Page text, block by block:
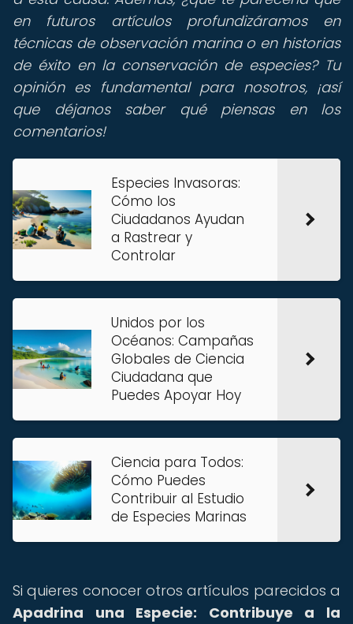
en futuros artículos profundizáramos en
técnicas de observación marina o en historias
de éxito en la conservación de especies? Tu
opinión es fundamental para nosotros, ¡así
que déjanos saber qué piensas en los
comentarios!
Especies Invasoras:
Cómo los
Ciudadanos Ayudan
a Rastrear y
Controlar
Unidos por los
Océanos: Campañas
Globales de Ciencia
Ciudadana que
Puedes Apoyar Hoy
Ciencia para Todos:
Cómo Puedes
Contribuir al Estudio
de Especies Marinas
Si quieres conocer otros artículos parecidos a
Apadrina una Especie: Contribuye a la